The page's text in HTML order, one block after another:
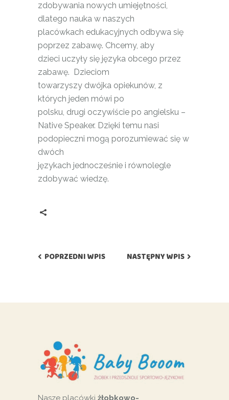
zdobywania nowych umiejętności,
dlatego nauka w naszych
placówkach edukacyjnych odbywa się
poprzez zabawę. Chcemy, aby
dzieci uczyły się języka obcego przez
zabawę. Dzieciom
towarzyszy dwójka opiekunów, z
których jeden mówi po
polsku, drugi oczywiście po angielsku –
Native Speaker. Dzięki temu nasi
podopieczni mogą porozumiewać się w
dwóch
językach jednocześnie i równolegle
zdobywać wiedzę.
POPRZEDNI WPIS NASTĘPNY WPIS
Nasze placówki żłobkowo-